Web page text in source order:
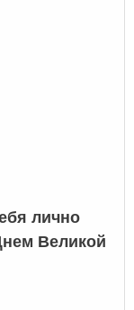
лично
Великой